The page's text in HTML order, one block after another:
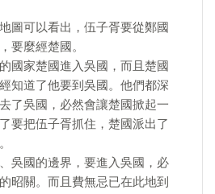
圖可以看出，伍子胥要從鄭國
要麼經楚國。
國家楚國進入吳國，而且楚國
知道了他要到吳國。他們都深
了吳國，必然會讓楚國掀起一
要把伍子胥抓住，楚國派出了
吳國的邊界，要進入吳國，必
昭關。而且費無忌已在此地到